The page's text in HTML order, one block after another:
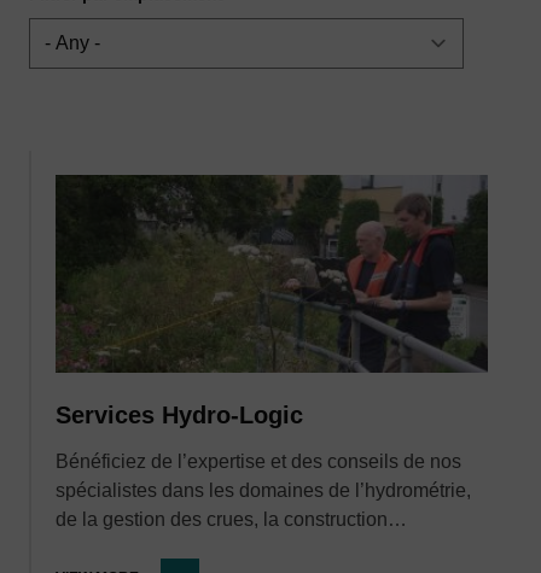
Services Hydro-Logic
Bénéficiez de l’expertise et des conseils de nos
spécialistes dans les domaines de l’hydrométrie,
de la gestion des crues, la construction…